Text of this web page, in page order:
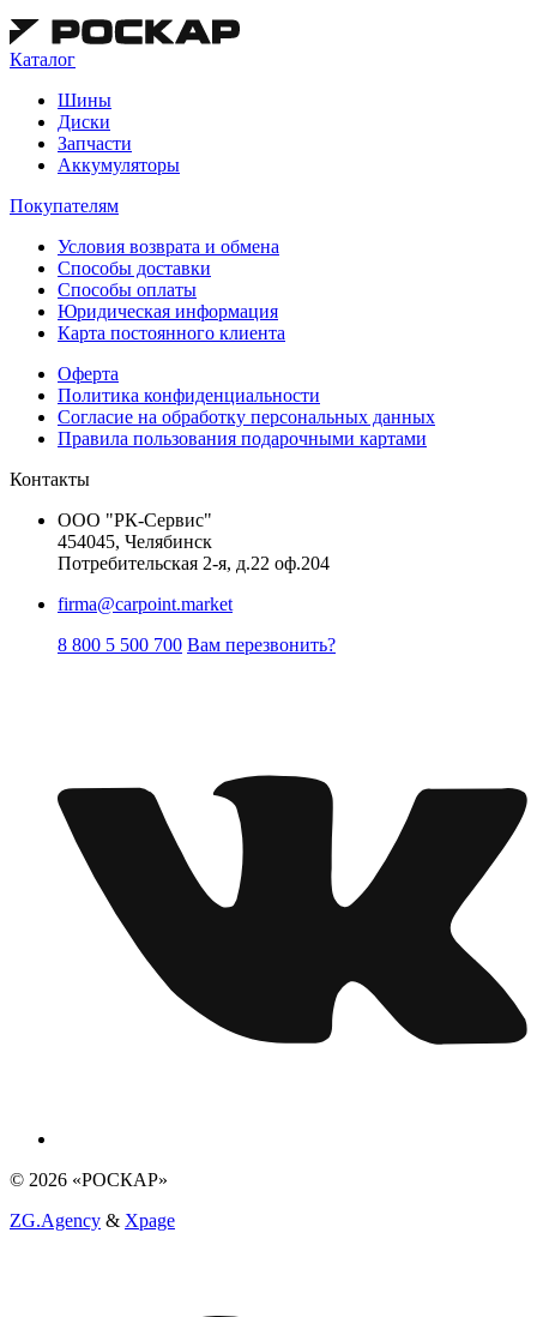
Каталог
Шины
Диски
Запчасти
Аккумуляторы
Покупателям
Условия возврата и обмена
Способы доставки
Способы оплаты
Юридическая информация
Карта постоянного клиента
Оферта
Политика конфиденциальности
Согласие на обработку персональных данных
Правила пользования подарочными картами
Контакты
ООО "РК-Сервис"
454045, Челябинск
Потребительская 2-я, д.22 оф.204
firma@carpoint.market
8 800 5 500 700 Вам перезвонить?
© 2026 «РОСКАР»
ZG.Agency & Xpage